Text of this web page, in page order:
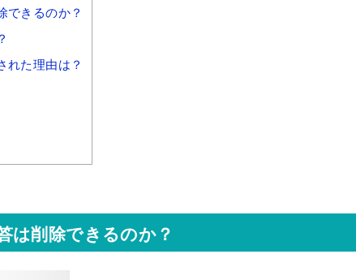
できるのか？
れた理由は？
は削除できるのか？